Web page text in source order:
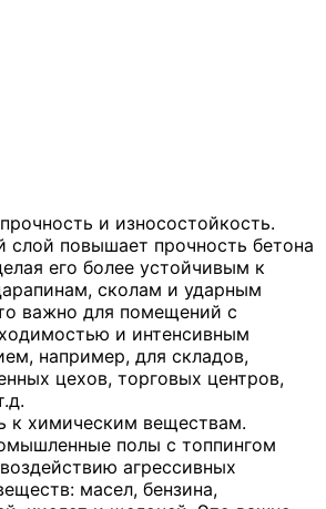
и износостойкость.
повышает прочность бетона
его более устойчивым к
сколам и ударным
важно для помещений с
и интенсивным
например, для складов,
цехов, торговых центров,
к химическим веществам.
полы с топпингом
агрессивных
масел, бензина,